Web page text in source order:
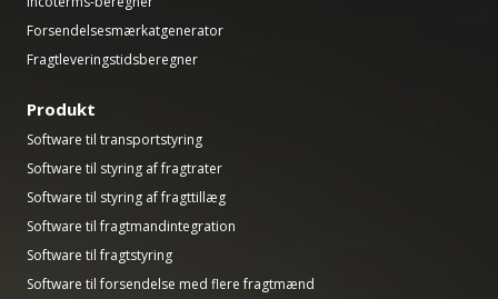
Forsendelsesmærkatgenerator
Fragtleveringstidsberegner
Produkt
Software til transportstyring
Software til styring af fragtrater
Software til styring af fragttillæg
Software til fragtmandintegration
Software til fragtstyring
Software til forsendelse med flere fragtmænd